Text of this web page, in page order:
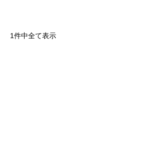
1件中全て表示